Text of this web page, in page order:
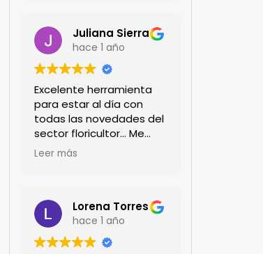
Felicitaciones!!Juliana Sierra
hace 1 año
Excelente herramienta
para estar al día con
todas las novedades del
sector floricultor... Me
encanta!!!
Leer más
Lorena Torres
hace 1 año